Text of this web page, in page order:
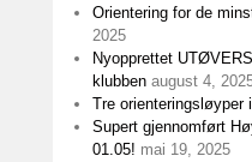
Orientering for de
2025
Nyopprettet
klubben august 4,
Tre orienteringsløyper
Supert gjennomført
01.05! mai 19, 2025